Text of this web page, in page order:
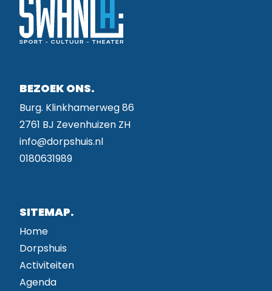
BEZOEK ONS.
Burg. Klinkhamerweg 86
2761 BJ Zevenhuizen ZH
info@dorpshuis.nl
0180631989
SITEMAP.
Home
Dorpshuis
Activiteiten
Agenda